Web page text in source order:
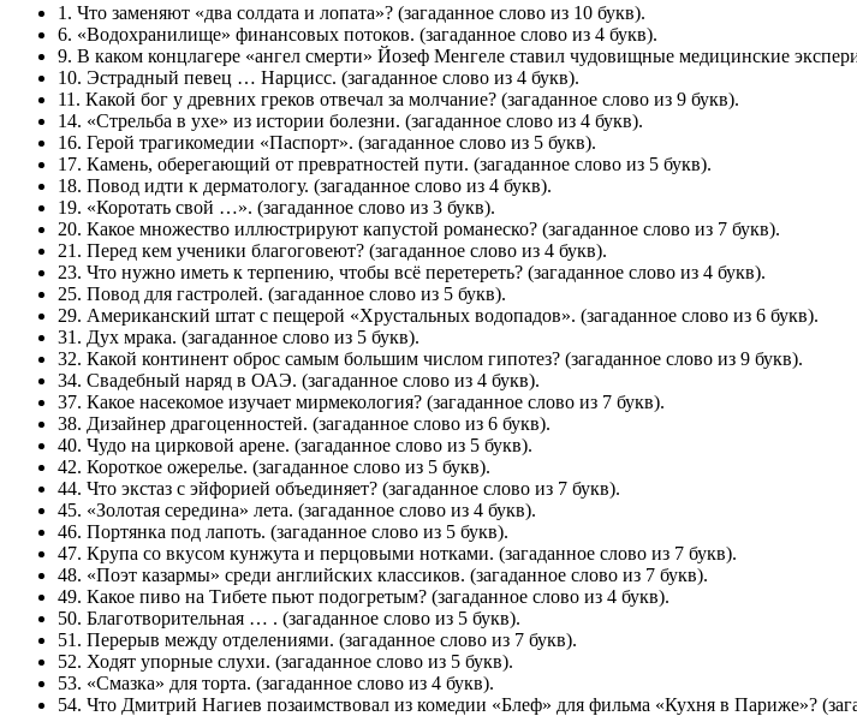
1. Что заменяют «два солдата и лопата»? (загаданное слово из 10 букв).
6. «Водохранилище» финансовых потоков. (загаданное слово из 4 букв).
9. В каком концлагере «ангел смерти» Йозеф Менгеле ставил чудовищные медицинские
10. Эстрадный певец … Нарцисс. (загаданное слово из 4 букв).
11. Какой бог у древних греков отвечал за молчание? (загаданное слово из 9 букв).
14. «Стрельба в ухе» из истории болезни. (загаданное слово из 4 букв).
16. Герой трагикомедии «Паспорт». (загаданное слово из 5 букв).
17. Камень, оберегающий от превратностей пути. (загаданное слово из 5 букв).
18. Повод идти к дерматологу. (загаданное слово из 4 букв).
19. «Коротать свой …». (загаданное слово из 3 букв).
20. Какое множество иллюстрируют капустой романеско? (загаданное слово из 7 букв).
21. Перед кем ученики благоговеют? (загаданное слово из 4 букв).
23. Что нужно иметь к терпению, чтобы всё перетереть? (загаданное слово из 4 букв).
25. Повод для гастролей. (загаданное слово из 5 букв).
29. Американский штат с пещерой «Хрустальных водопадов». (загаданное слово из 6 букв).
31. Дух мрака. (загаданное слово из 5 букв).
32. Какой континент оброс самым большим числом гипотез? (загаданное слово из 9 букв).
34. Свадебный наряд в ОАЭ. (загаданное слово из 4 букв).
37. Какое насекомое изучает мирмекология? (загаданное слово из 7 букв).
38. Дизайнер драгоценностей. (загаданное слово из 6 букв).
40. Чудо на цирковой арене. (загаданное слово из 5 букв).
42. Короткое ожерелье. (загаданное слово из 5 букв).
44. Что экстаз с эйфорией объединяет? (загаданное слово из 7 букв).
45. «Золотая середина» лета. (загаданное слово из 4 букв).
46. Портянка под лапоть. (загаданное слово из 5 букв).
47. Крупа со вкусом кунжута и перцовыми нотками. (загаданное слово из 7 букв).
48. «Поэт казармы» среди английских классиков. (загаданное слово из 7 букв).
49. Какое пиво на Тибете пьют подогретым? (загаданное слово из 4 букв).
50. Благотворительная … . (загаданное слово из 5 букв).
51. Перерыв между отделениями. (загаданное слово из 7 букв).
52. Ходят упорные слухи. (загаданное слово из 5 букв).
53. «Смазка» для торта. (загаданное слово из 4 букв).
54. Что Дмитрий Нагиев позаимствовал из комедии «Блеф» для фильма «Кухня в Париже»?